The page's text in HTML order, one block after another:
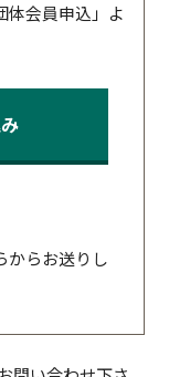
体会員申込」よ
からお送りし